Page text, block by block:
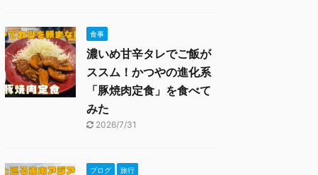
食事
濃いめ甘辛タレでご飯が
ススム！かつやの進化系
「豚焼肉定食」を食べて
みた
2026/7/31
ブログ 旅行